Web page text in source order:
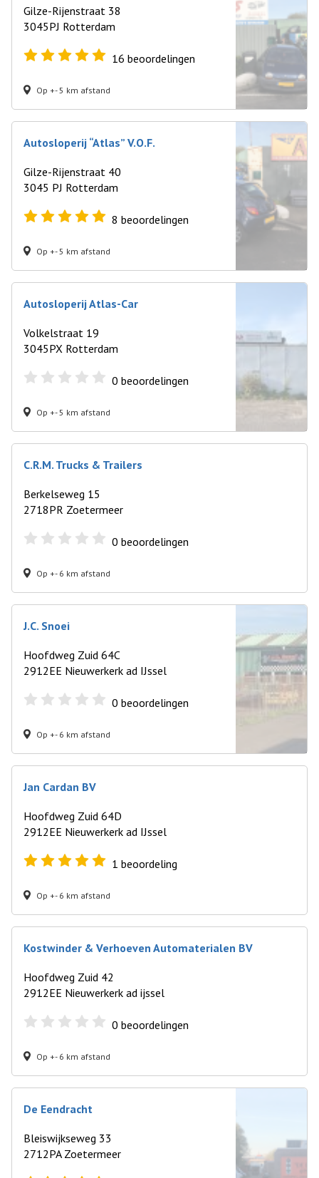
Gilze-Rijenstraat 38
3045PJ Rotterdam
16 beoordelingen
Op +- 5 km afstand
Autosloperij “Atlas” V.O.F.
Gilze-Rijenstraat 40
3045 PJ Rotterdam
8 beoordelingen
Op +- 5 km afstand
Autosloperij Atlas-Car
Volkelstraat 19
3045PX Rotterdam
0 beoordelingen
Op +- 5 km afstand
C.R.M. Trucks & Trailers
Berkelseweg 15
2718PR Zoetermeer
0 beoordelingen
Op +- 6 km afstand
J.C. Snoei
Hoofdweg Zuid 64C
2912EE Nieuwerkerk ad IJssel
0 beoordelingen
Op +- 6 km afstand
Jan Cardan BV
Hoofdweg Zuid 64D
2912EE Nieuwerkerk ad IJssel
1 beoordeling
Op +- 6 km afstand
Kostwinder & Verhoeven Automaterialen BV
Hoofdweg Zuid 42
2912EE Nieuwerkerk ad ijssel
0 beoordelingen
Op +- 6 km afstand
De Eendracht
Bleiswijkseweg 33
2712PA Zoetermeer